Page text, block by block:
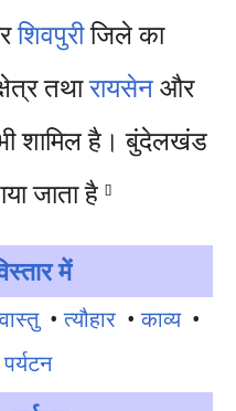
शिवपुरीजिले का
तथारायसेनऔर
शामिल है। बुंदेलखंड
जाता है []
में
•त्यौहार•काव्य•
पर्यटन